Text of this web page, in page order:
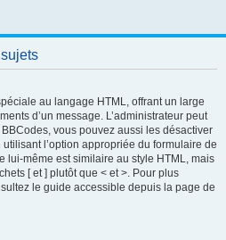
au langage HTML, offrant un large
d’un message. L’administrateur peut
vous pouvez aussi les désactiver
l’option appropriée du formulaire de
lui-même est similaire au style HTML, mais
[ et ] plutôt que < et >. Pour plus
le guide accessible depuis la page de